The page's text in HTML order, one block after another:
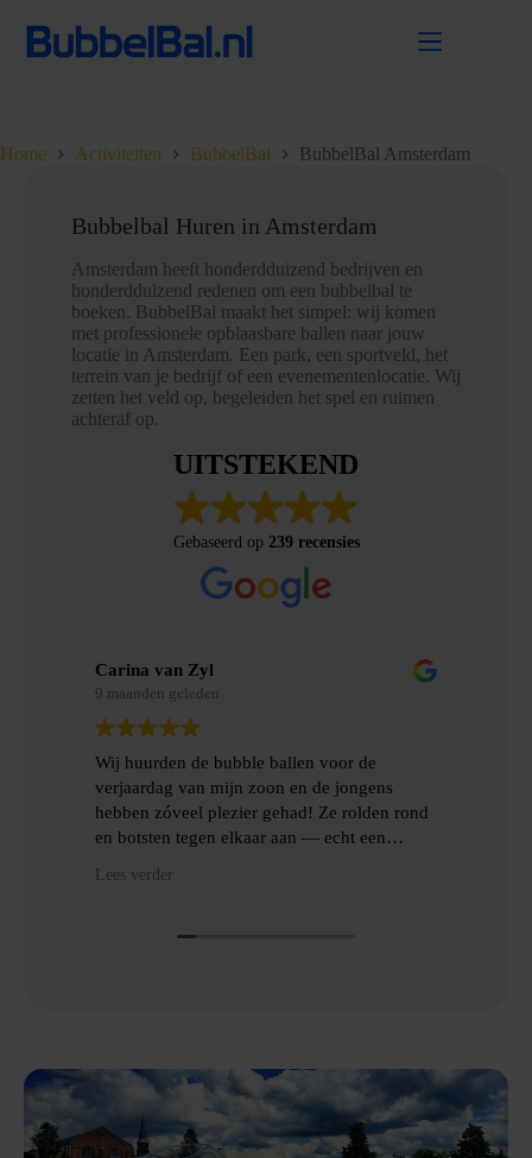
naar
Home Activiteiten BubbelBal BubbelBal Amsterdam
Bubbelbal Huren in Amsterdam
Amsterdam heeft honderdduizend bedrijven en
honderdduizend redenen om een bubbelbal te
boeken. BubbelBal maakt het simpel: wij komen
met professionele opblaasbare ballen naar jouw
locatie in Amsterdam. Een park, een sportveld, het
terrein van je bedrijf of een evenementenlocatie. Wij
zetten het veld op, begeleiden het spel en ruimen
achteraf op.
UITSTEKEND
Gebaseerd op 239 recensies
Carina van Zyl
9 maanden geleden
Wij huurden de bubble ballen voor de
verjaardag van mijn zoon en de jongens
hebben zóveel plezier gehad! Ze rolden rond
en botsten tegen elkaar aan — echt een
Lees verder